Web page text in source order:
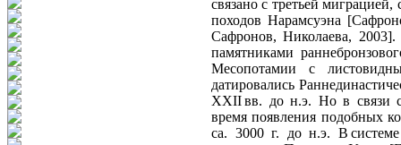
связано с третьей
походов Нарамсуэна
Сафронов, Николаева, 2003].
памятниками
Месопотамии с
датировались
XXII вв. до н.э. Но в связи с
время появления подобных
ca. 3000 г. до н.э. В